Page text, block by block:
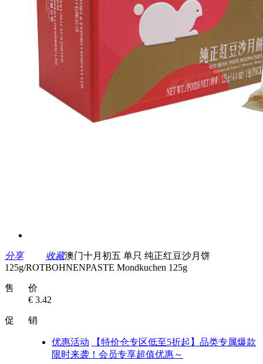
分享 收藏澳门十月初五 单只 纯正红豆沙月饼
125g/ROTBOHNENPASTE Mondkuchen 125g
售 价
€ 3.42
促 销
优惠活动
【特价仓专区低至5折起】品类专属爆款
限时来袭！会员专享超值优惠～